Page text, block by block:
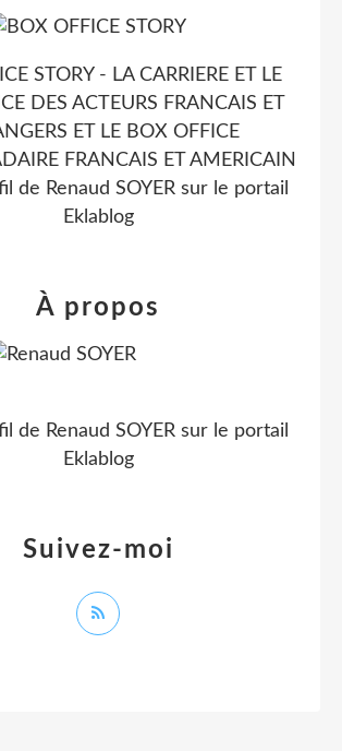
STORY - LA CARRIERE ET LE
DES ACTEURS FRANCAIS ET
ET LE BOX OFFICE
FRANCAIS ET AMERICAIN
de Renaud SOYER sur le portail
Eklablog
Suivez-moi
À propos
de Renaud SOYER sur le portail
Eklablog